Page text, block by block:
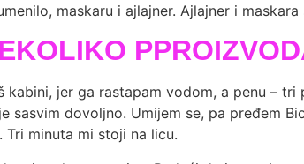
maskaru i ajlajner. Ajlajner i
jer ga rastapam vodom, a penu –
dovoljno. Umijem se, pa pređem
minuta mi stoji na licu.